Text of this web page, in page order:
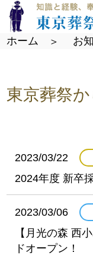
ホーム お
東京葬祭
2023/03/22
2024年度 新卒
2023/03/06
【月光の森 西
ドオープン！